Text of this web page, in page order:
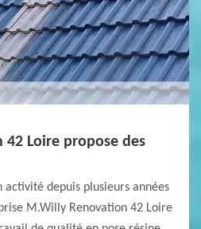
Loire propose des
activité depuis plusieurs années
M.Willy Renovation 42 Loire